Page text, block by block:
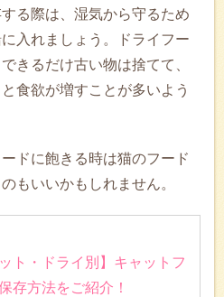
る際は、湿気から守るため
入れましょう。ドライフー
きるだけ古い物は捨てて、
食欲が増すことが多いよう
ドに飽きる時は猫のフード
もいいかもしれません。
ット・ドライ別】キャットフ
存方法をご紹介！